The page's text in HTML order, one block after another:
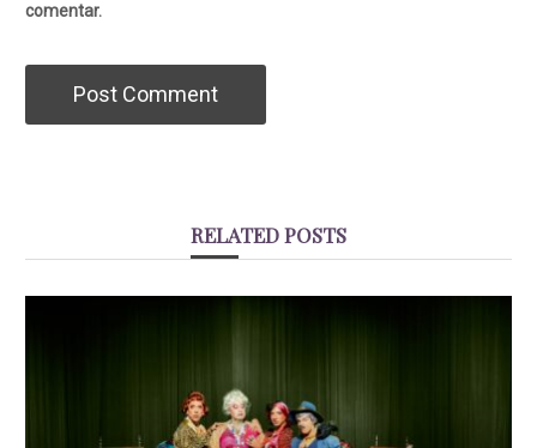
comentar.
RELATED POSTS